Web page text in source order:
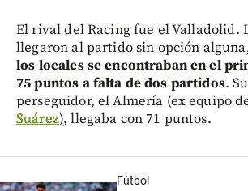
El rival del Racing fue el Valladolid.
llegaron al partido sin opción
los locales se encontraban en el
75 puntos a falta de dos partidos.
perseguidor, el Almería (ex equipo
Suárez), llegaba con 71 puntos.
Fútbol